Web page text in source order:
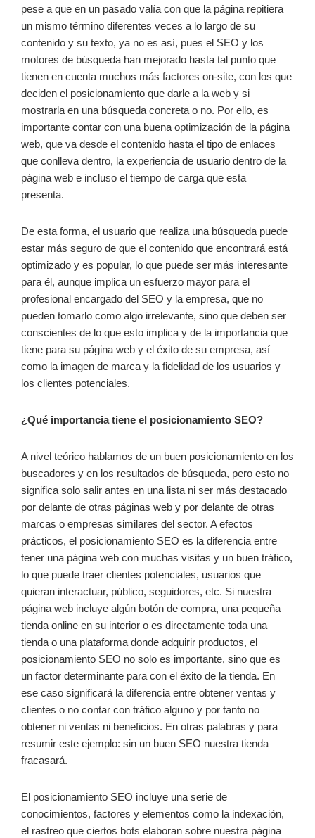
pese a que en un pasado valía con que la página repitiera
un mismo término diferentes veces a lo largo de su
contenido y su texto, ya no es así, pues el SEO y los
motores de búsqueda han mejorado hasta tal punto que
tienen en cuenta muchos más factores on-site, con los que
deciden el posicionamiento que darle a la web y si
mostrarla en una búsqueda concreta o no. Por ello, es
importante contar con una buena optimización de la página
web, que va desde el contenido hasta el tipo de enlaces
que conlleva dentro, la experiencia de usuario dentro de la
página web e incluso el tiempo de carga que esta
presenta.
De esta forma, el usuario que realiza una búsqueda puede
estar más seguro de que el contenido que encontrará está
optimizado y es popular, lo que puede ser más interesante
para él, aunque implica un esfuerzo mayor para el
profesional encargado del SEO y la empresa, que no
pueden tomarlo como algo irrelevante, sino que deben ser
conscientes de lo que esto implica y de la importancia que
tiene para su página web y el éxito de su empresa, así
como la imagen de marca y la fidelidad de los usuarios y
los clientes potenciales.
¿Qué importancia tiene el posicionamiento SEO?
A nivel teórico hablamos de un buen posicionamiento en los
buscadores y en los resultados de búsqueda, pero esto no
significa solo salir antes en una lista ni ser más destacado
por delante de otras páginas web y por delante de otras
marcas o empresas similares del sector. A efectos
prácticos, el posicionamiento SEO es la diferencia entre
tener una página web con muchas visitas y un buen tráfico,
lo que puede traer clientes potenciales, usuarios que
quieran interactuar, público, seguidores, etc. Si nuestra
página web incluye algún botón de compra, una pequeña
tienda online en su interior o es directamente toda una
tienda o una plataforma donde adquirir productos, el
posicionamiento SEO no solo es importante, sino que es
un factor determinante para con el éxito de la tienda. En
ese caso significará la diferencia entre obtener ventas y
clientes o no contar con tráfico alguno y por tanto no
obtener ni ventas ni beneficios. En otras palabras y para
resumir este ejemplo: sin un buen SEO nuestra tienda
fracasará.
El posicionamiento SEO incluye una serie de
conocimientos, factores y elementos como la indexación,
el rastreo que ciertos bots elaboran sobre nuestra página